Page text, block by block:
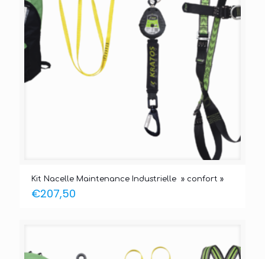
Kit Nacelle Maintenance Industrielle » confort »
€207,50